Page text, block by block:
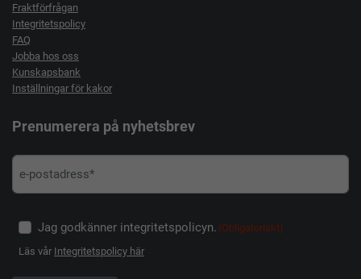
Fraktförfrågan
Integritetspolicy
FAQ
Jobba hos oss
Kunskapsbank
Inställningar för kakor
Prenumerera på nyhetsbrev
Jag godkänner integritetspolicyn. (Obligatoriskt)
Läs vår Integritetspolicy här